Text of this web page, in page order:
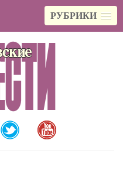
РУБРИКИ